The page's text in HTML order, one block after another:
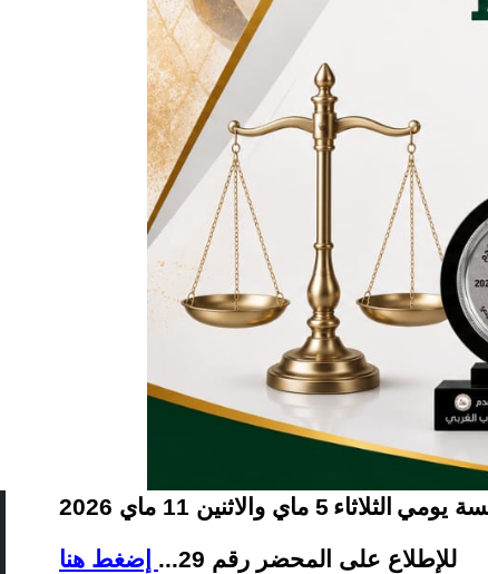
ي الثلاثاء 5 ماي و الاثنين 11 ماي
للإطلاع على المحضر رقم 29... إضغط هنا